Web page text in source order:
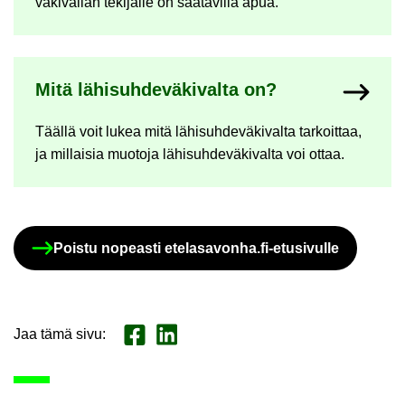
Mitä lä­hi­suh­de­vä­ki­val­ta on?
Tääl­lä voit lukea mitä lä­hi­suh­de­vä­ki­val­ta tar­koit­taa,
ja mil­lai­sia muo­to­ja lä­hi­suh­de­vä­ki­val­ta voi ottaa.
Pois­tu no­peas­ti ete­la­sa­von­ha.fi-​etusivulle
Jaa tämä sivu: Jaa Face­book
Jaa Lin­ke­dI­nis­sä